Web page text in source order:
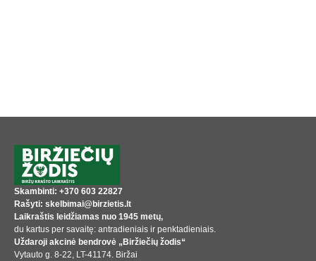
Skambinti: +370 603 22827
Rašyti: skelbimai@birzietis.lt
Laikraštis leidžiamas nuo 1945 metų,
du kartus per savaitę: antradieniais ir penktadieniais.
Uždaroji akcinė bendrovė „Biržiečių žodis“
Vytauto g. 8-22, LT-41174. Biržai